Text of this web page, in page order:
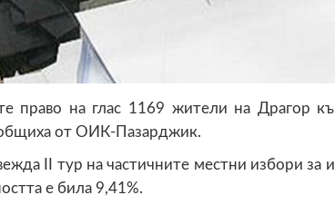
право на глас 1169 жители на Драгор
от ОИК-Пазарджик.
II тур на частичните местни избори за
е била 9,41%.